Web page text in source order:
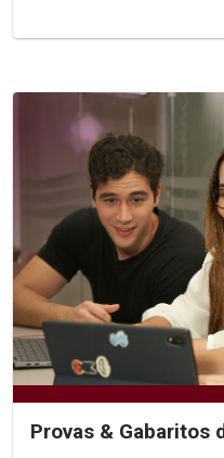
Provas & Gabaritos